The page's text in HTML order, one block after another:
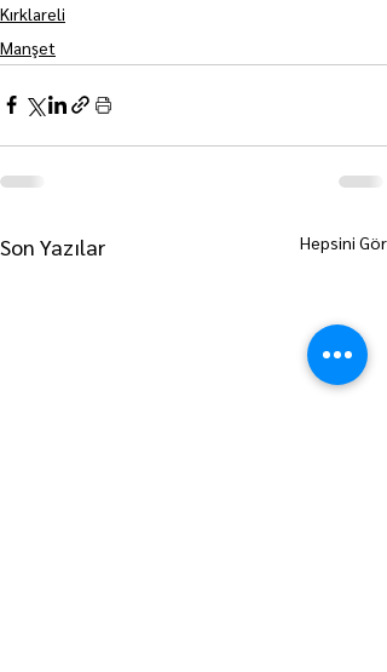
Kırklareli
Manşet
Son Yazılar Hepsini Gör